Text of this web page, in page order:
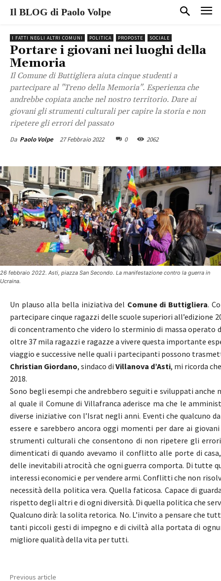
Il BLOG di Paolo Volpe
I FATTI NEGLI ALTRI COMUNI POLITICA PROPOSTE SOCIALE
Portare i giovani nei luoghi della
Memoria
Il Comune di Buttigliera aiuta cinque studenti a
partecipare al "Treno della Memoria". Esperienza che
andrebbe copiata anche nel nostro territorio. Dare ai
giovani gli strumenti culturali per capire la storia e non
ripetere gli errori del passato
Da Paolo Volpe 27 Febbraio 2022 0 2062
26 febbraio 2022. Asti, piazza San Secondo. La manifestazione contro la guerra in
Ucraina.
Un plauso alla bella iniziativa del Comune di Buttigliera.
partecipare cinque ragazzi delle scuole superiori all’edizione
di concentramento che videro lo sterminio di massa operato
oltre 37 mila ragazzi e ragazze a vivere questa importante
viaggio e successive nelle quali i partecipanti possono
Christian Giordano, sindaco di Villanova d’Asti, mi ricorda
2018.
Sono begli esempi che andrebbero seguiti e sviluppati
al quale il Comune di Villafranca aderisce ma che le
diverse iniziative con l’Israt negli anni. Eventi che qualcuno
essere e sarebbero ancora oggi momenti per dare ai
strumenti culturali che consentono di non ripetere gli
dimenticati di quando avevamo il conflitto alle porte di
delle inevitabili atrocità che ogni guerra comporta. Di tutte
interessi economici e per vendere armi. Conflitti che non
necessità della politica vera. Quella faticosa. Capace di
rispetto degli altri e di ogni diversità. Di quella politica che
Qualcuno dirà: la solita retorica. No. L’invito a pensare che
tanti piccoli gesti di impegno e di civiltà alla portata di
migliore qualità della vita per tutti.
Previous article